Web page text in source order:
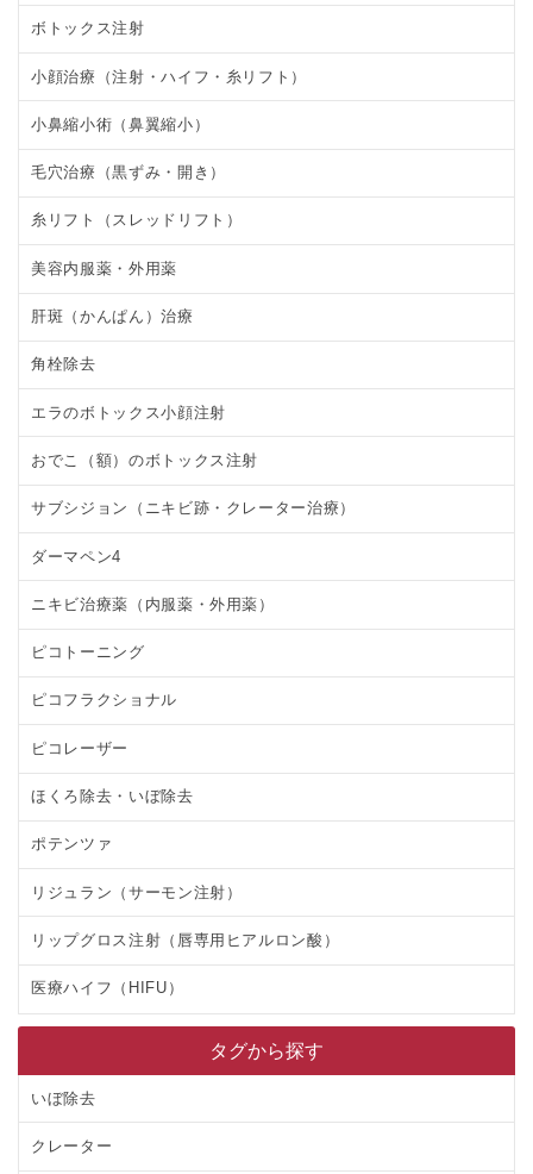
ボトックス注射
小顔治療（注射・ハイフ・糸リフト）
小鼻縮小術（鼻翼縮小）
毛穴治療（黒ずみ・開き）
糸リフト（スレッドリフト）
美容内服薬・外用薬
肝斑（かんぱん）治療
角栓除去
エラのボトックス小顔注射
おでこ（額）のボトックス注射
サブシジョン（ニキビ跡・クレーター治療）
ダーマペン4
ニキビ治療薬（内服薬・外用薬）
ピコトーニング
ピコフラクショナル
ピコレーザー
ほくろ除去・いぼ除去
ポテンツァ
リジュラン（サーモン注射）
リップグロス注射（唇専用ヒアルロン酸）
医療ハイフ（HIFU）
タグから探す
いぼ除去
クレーター